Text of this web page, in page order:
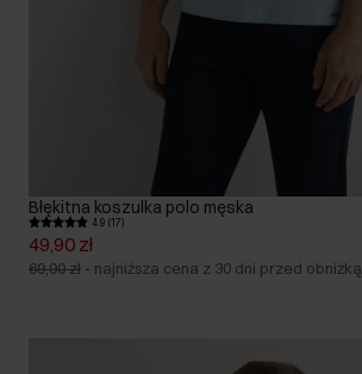
Błękitna koszulka polo męska
4.9 (17)
49,90 zł
69,90 zł - najniższa cena z 30 dni przed obniżką